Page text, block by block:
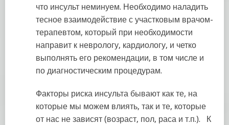
что инсульт неминуем. Необходимо наладить
тесное взаимодействие с участковым врачом-
терапевтом, который при необходимости
направит к неврологу, кардиологу, и четко
выполнять его рекомендации, в том числе и
по диагностическим процедурам.
Факторы риска инсульта бывают как те, на
которые мы можем влиять, так и те, которые
от нас не зависят (возраст, пол, раса и т.п.). К